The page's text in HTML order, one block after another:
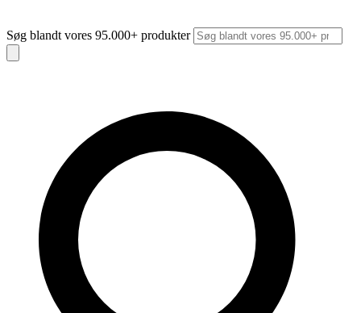
Søg blandt vores 95.000+ produkter